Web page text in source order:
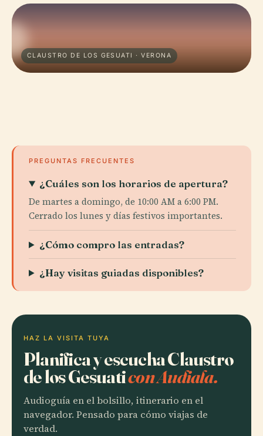
CLAUSTRO DE LOS GESUATI · VERONA
PREGUNTAS FRECUENTES
¿Cuáles son los horarios de apertura?
De martes a domingo, de 10:00 AM a 6:00 PM.
Cerrado los lunes y días festivos importantes.
¿Cómo compro las entradas?
¿Hay visitas guiadas disponibles?
HAZ LA VISITA TUYA
Planifica y escucha Claustro
de los Gesuaticon Audiala.
Audioguía en el bolsillo, itinerario en el
navegador. Pensado para cómo viajas de
verdad.